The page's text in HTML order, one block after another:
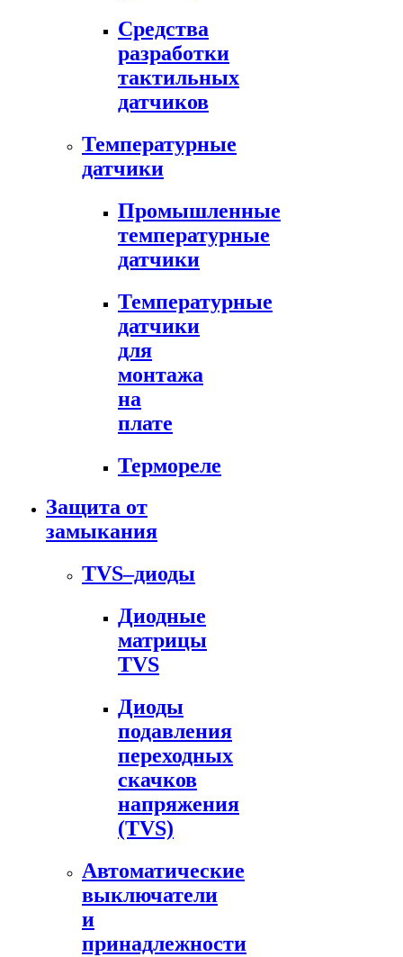
Средства
разработки
тактильных
датчиков
Температурные
датчики
Промышленные
температурные
датчики
Температурные
датчики
для
монтажа
на
плате
Термореле
Защита от
замыкания
TVS–диоды
Диодные
матрицы
TVS
Диоды
подавления
переходных
скачков
напряжения
(TVS)
Автоматические
выключатели
и
принадлежности